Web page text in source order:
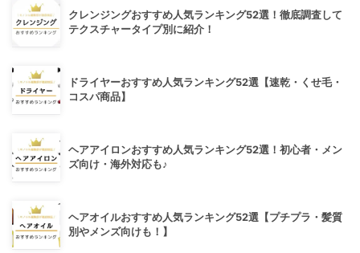
クレンジングおすすめ人気ランキング52選！徹底調査して
テクスチャータイプ別に紹介！
ドライヤーおすすめ人気ランキング52選【速乾・くせ毛・
コスパ商品】
ヘアアイロンおすすめ人気ランキング52選！初心者・メン
ズ向け・海外対応も♪
ヘアオイルおすすめ人気ランキング52選【プチプラ・髪質
別やメンズ向けも！】